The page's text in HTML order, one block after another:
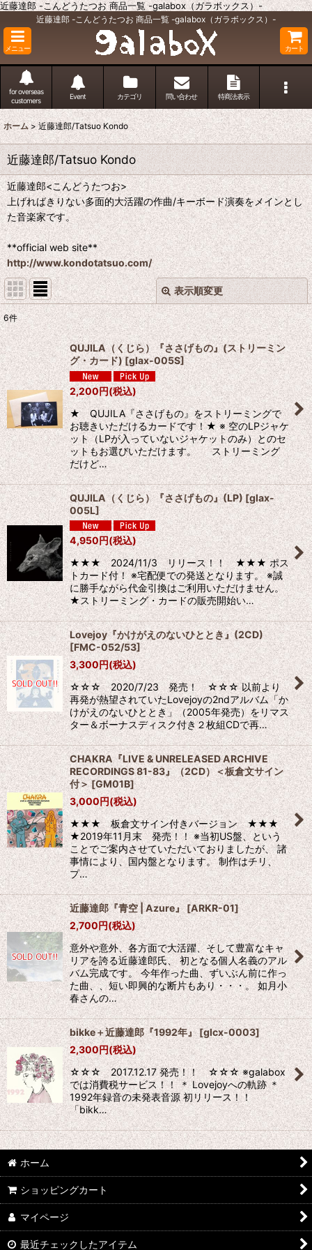
近藤達郎 -こんどうたつお 商品一覧 -galabox（ガラボックス）-
近藤達郎 -こんどうたつお 商品一覧 -galabox（ガラボックス）-
メニュー カート
for overseas
customers
Event カテゴリ 問い合わせ 特商法表示
ホーム > 近藤達郎/Tatsuo Kondo
近藤達郎/Tatsuo Kondo
近藤達郎<こんどうたつお>
上げればきりない多面的大活躍の作曲/キーボード演奏をメインとし
た音楽家です。
**official web site**
http://www.kondotatsuo.com/
表示順変更
表示数:
並び順:
絞り込む
閉じる
6件
QUJILA（くじら）『ささげもの』(ストリーミン
グ・カード) [glax-005S]
2,200円(税込)
★ QUJILA『ささげもの』をストリーミングで
お聴きいただけるカードです！★ ※ 空のLPジャケ
ット（LPが入っていないジャケットのみ）とのセ
ットもお選びいただけます。 ストリーミング
だけど…
QUJILA（くじら）『ささげもの』(LP) [glax-
005L]
4,950円(税込)
★★★ 2024/11/3 リリース！！ ★★★ ポス
トカード付！ ※宅配便での発送となります。 ※誠
に勝手ながら代金引換はご利用いただけません。
★ストリーミング・カードの販売開始い…
Lovejoy『かけがえのないひととき』(2CD)
[FMC-052/53]
3,300円(税込)
☆☆☆ 2020/7/23 発売！ ☆☆☆ 以前より
再発が熱望されていたLovejoyの2ndアルバム「か
けがえのないひととき」（2005年発売）をリマス
ター＆ボーナスディスク付き２枚組CDで再…
CHAKRA『LIVE & UNRELEASED ARCHIVE
RECORDINGS 81-83』（2CD）＜板倉文サイン
付＞[GM01B]
3,000円(税込)
★★★ 板倉文サイン付きバージョン ★★★
★2019年11月末 発売！！ ※当初US盤、という
ことでご案内させていただいておりましたが、 諸
事情により、国内盤となります。 制作はチリ、
プ…
近藤達郎『青空 | Azure』[ARKR-01]
2,700円(税込)
意外や意外、各方面で大活躍、そして豊富なキャ
リアを誇る近藤達郎氏、 初となる個人名義のアル
バム完成です。 今年作った曲、ずいぶん前に作っ
た曲、、短い即興的な断片もあり・・・。 如月小
春さんの…
bikke＋近藤達郎『1992年』[glcx-0003]
2,300円(税込)
☆☆☆ 2017.12.17 発売！！ ☆☆☆ ※galabox
では消費税サービス！！ ＊ Lovejoyへの軌跡 ＊
1992年録音の未発表音源 初リリース！！
「bikk…
ホーム
ショッピングカート
マイページ
最近チェックしたアイテム